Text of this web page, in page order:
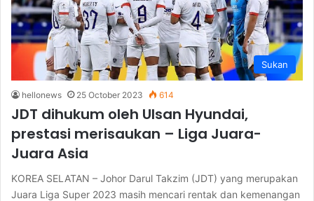
Sukan
hellonews 25 October 2023 614
JDT dihukum oleh Ulsan Hyundai,
prestasi merisaukan – Liga Juara-
Juara Asia
KOREA SELATAN – Johor Darul Takzim (JDT) yang merupakan
Juara Liga Super 2023 masih mencari rentak dan kemenangan